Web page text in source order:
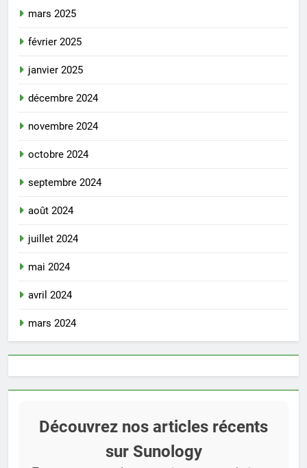
mars 2025
février 2025
janvier 2025
décembre 2024
novembre 2024
octobre 2024
septembre 2024
août 2024
juillet 2024
mai 2024
avril 2024
mars 2024
Découvrez nos articles récents
sur Sunology